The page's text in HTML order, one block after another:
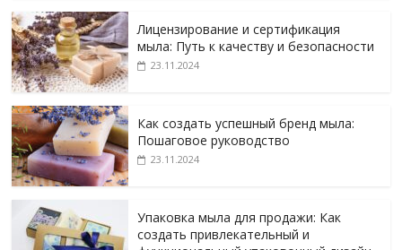
Лицензирование и сертификация
мыла: Путь к качеству и безопасности
23.11.2024
Как создать успешный бренд мыла:
Пошаговое руководство
23.11.2024
Упаковка мыла для продажи: Как
создать привлекательный и